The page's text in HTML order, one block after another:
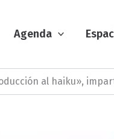
Agenda
al haiku»,